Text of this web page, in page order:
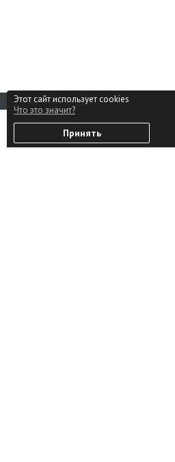
Реклама на сайте
Способы оплаты
Партнерам
Избранное
Этот сайт использует cookies
Что это значит?
Принять